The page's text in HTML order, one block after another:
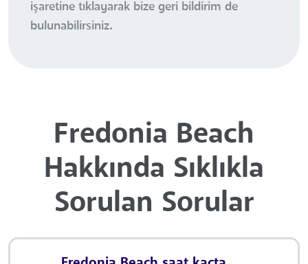
işaretine tıklayarak bize geri bildirim de
bulunabilirsiniz.
Fredonia Beach
Hakkında Sıklıkla
Sorulan Sorular